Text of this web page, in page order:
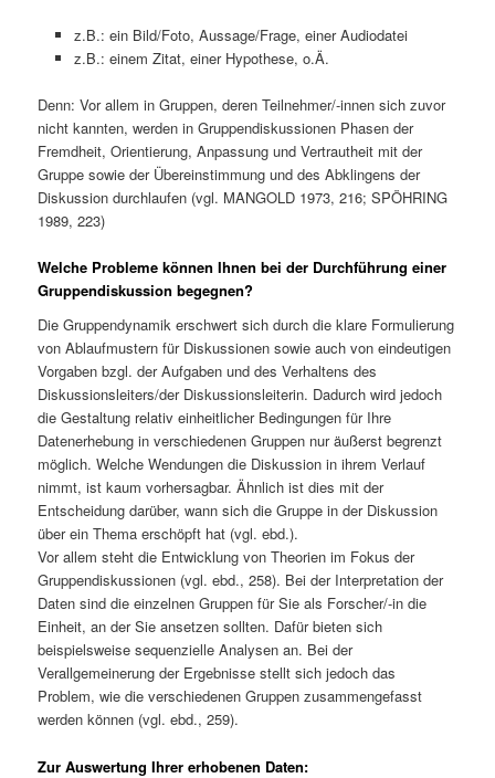
z.B.: ein Bild/Foto, Aussage/Frage, einer Audiodatei
z.B.: einem Zitat, einer Hypothese, o.Ä.
Denn: Vor allem in Gruppen, deren Teilnehmer/-innen sich zuvor
nicht kannten, werden in Gruppendiskussionen Phasen der
Fremdheit, Orientierung, Anpassung und Vertrautheit mit der
Gruppe sowie der Übereinstimmung und des Abklingens der
Diskussion durchlaufen (vgl. MANGOLD 1973, 216; SPÖHRING
1989, 223)
Welche Probleme können Ihnen bei der Durchführung einer
Gruppendiskussion begegnen?
Die Gruppendynamik erschwert sich durch die klare Formulierung
von Ablaufmustern für Diskussionen sowie auch von eindeutigen
Vorgaben bzgl. der Aufgaben und des Verhaltens des
Diskussionsleiters/der Diskussionsleiterin. Dadurch wird jedoch
die Gestaltung relativ einheitlicher Bedingungen für Ihre
Datenerhebung in verschiedenen Gruppen nur äußerst begrenzt
möglich. Welche Wendungen die Diskussion in ihrem Verlauf
nimmt, ist kaum vorhersagbar. Ähnlich ist dies mit der
Entscheidung darüber, wann sich die Gruppe in der Diskussion
über ein Thema erschöpft hat (vgl. ebd.).
Vor allem steht die Entwicklung von Theorien im Fokus der
Gruppendiskussionen (vgl. ebd., 258). Bei der Interpretation der
Daten sind die einzelnen Gruppen für Sie als Forscher/-in die
Einheit, an der Sie ansetzen sollten. Dafür bieten sich
beispielsweise sequenzielle Analysen an. Bei der
Verallgemeinerung der Ergebnisse stellt sich jedoch das
Problem, wie die verschiedenen Gruppen zusammengefasst
werden können (vgl. ebd., 259).
Zur Auswertung Ihrer erhobenen Daten: